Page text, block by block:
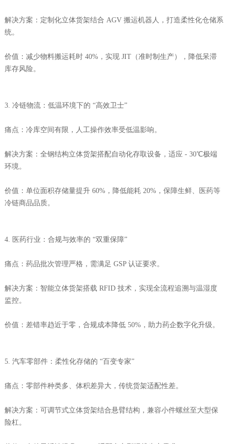
解决方案：定制化立体货架结合 AGV 搬运机器人，打造柔性化仓储系
统。
价值：减少物料搬运耗时 40%，实现 JIT（准时制生产），降低呆滞
库存风险。
3. 冷链物流：低温环境下的 “高效卫士”
痛点：冷库空间有限，人工操作效率受低温影响。
解决方案：全钢结构立体货架搭配自动化存取设备，适应 - 30℃极端
环境。
价值：单位面积存储量提升 60%，降低能耗 20%，保障生鲜、医药等
冷链商品品质。
4. 医药行业：合规与效率的 “双重保障”
痛点：药品批次管理严格，需满足 GSP 认证要求。
解决方案：智能立体货架搭载 RFID 技术，实现全流程追溯与温湿度
监控。
价值：差错率趋近于零，合规成本降低 50%，助力药企数字化升级。
5. 汽车零部件：柔性化存储的 “百变专家”
痛点：零部件种类多、体积差异大，传统货架适配性差。
解决方案：可调节式立体货架结合悬臂结构，兼容小件螺丝至大型保
险杠。